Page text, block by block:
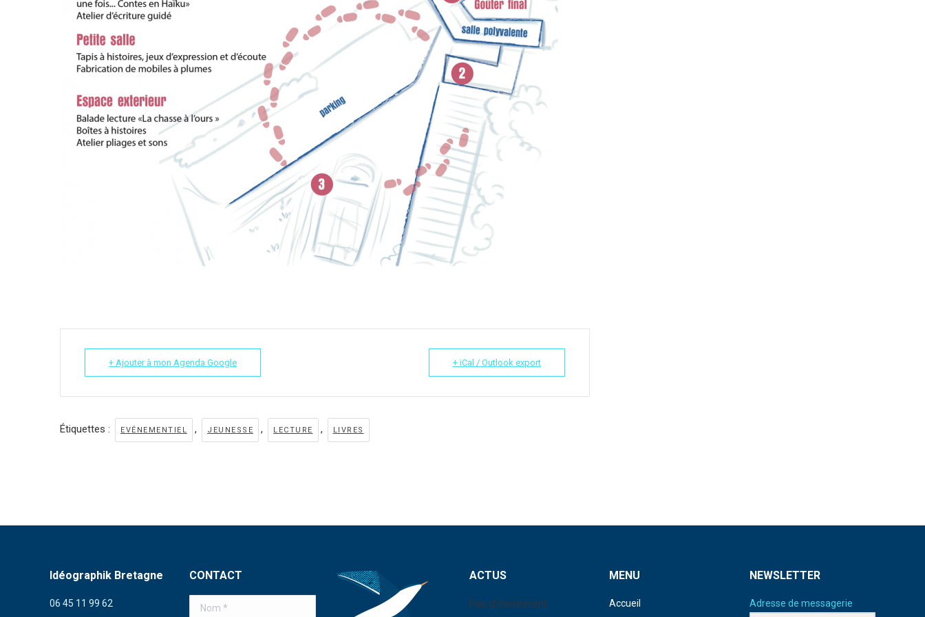
+ Ajouter à mon Agenda Google + iCal / Outlook export
Étiquettes : EVÉNEMENTIEL , JEUNESSE , LECTURE , LIVRES
Idéographik Bretagne
06 45 11 99 62
CONTACT
Nom *
ACTUS
Pas d'événement
MENU
Accueil
NEWSLETTER
Adresse de messagerie